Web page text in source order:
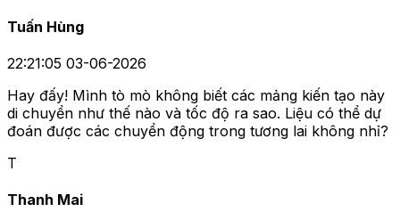
Tuấn Hùng
22:21:05 03-06-2026
Hay đấy! Mình tò mò không biết các mảng kiến tạo này
di chuyển như thế nào và tốc độ ra sao. Liệu có thể dự
đoán được các chuyển động trong tương lai không nhỉ?
T
Thanh Mai